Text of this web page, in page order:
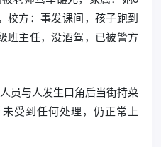
校方：事发课间，孩子跑到
班主任，没酒驾，已被警方
员与人发生口角后当街持菜
受到任何处理，仍正常上